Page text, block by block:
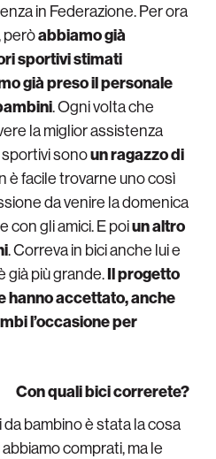
in Federazione. Per ora
peròabbiamo già
sportivi stimati
già preso il personale
. Ogni volta che
la miglior assistenza
sonoun ragazzo di
è facile trovarne uno così
da venire la domenica
con gli amici. E poiun altro
. Correva in bici anche lui e
già più grande.Il progetto
hanno accettato, anche
l’occasione per
Con quali bici correrete?
bambino è stata la cosa
comprati, ma le